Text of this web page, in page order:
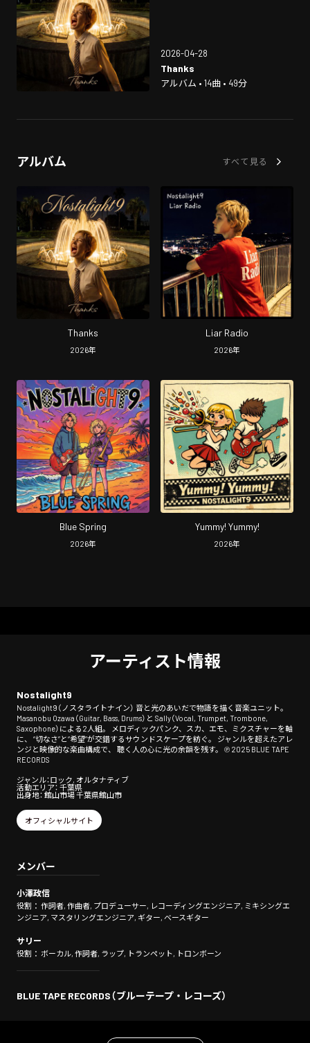
2026-04-28
Thanks
アルバム • 14曲 • 49分
アルバム すべて見る
Thanks
2026年
Liar Radio
2026年
Blue Spring
2026年
Yummy! Yummy!
2026年
アーティスト情報
Nostalight9
Nostalight9（ノスタライトナイン） 音と光のあいだで物語を描く音楽ユニット。
Masanobu Ozawa（Guitar, Bass, Drums）と Sally（Vocal, Trumpet, Trombone,
Saxophone）による2人組。 メロディックパンク、スカ、エモ、ミクスチャーを軸
に、 “切なさ”と“希望”が交錯するサウンドスケープを紡ぐ。 ジャンルを超えたアレ
ンジと映像的な楽曲構成で、 聴く人の心に光の余韻を残す。 ℗ 2025 BLUE TAPE
RECORDS
ジャンル：ロック, オルタナティブ
活動エリア： 千葉県
出身地： 館山市場 千葉県館山市
オフィシャルサイト
メンバー
小澤政信
役割： 作詞者, 作曲者, プロデューサー, レコーディングエンジニア, ミキシングエ
ンジニア, マスタリングエンジニア, ギター, ベースギター
サリー
役割： ボーカル, 作詞者, ラップ, トランペット, トロンボーン
BLUE TAPE RECORDS（ブルーテープ・レコーズ）